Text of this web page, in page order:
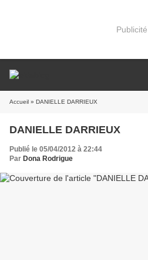
Publicité
Accueil » DANIELLE DARRIEUX
DANIELLE DARRIEUX
Publié le 05/04/2012 à 22:44
Par Dona Rodrigue